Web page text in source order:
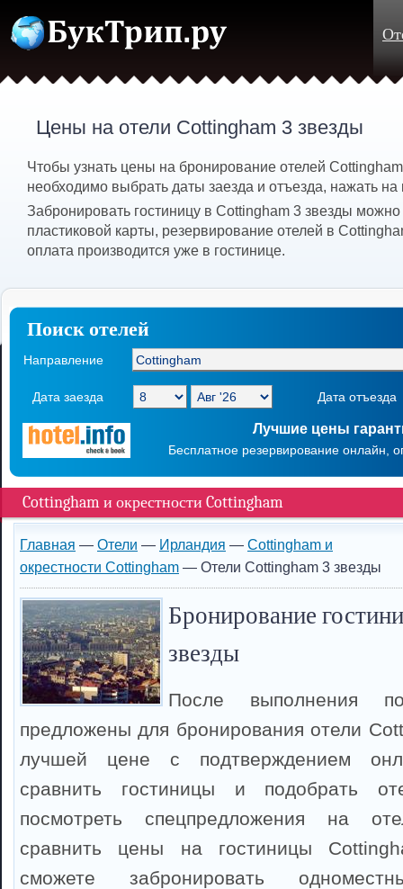
Цены на отели Cottingham 3 звезды
Чтобы узнать цены на бронирование отелей
необходимо выбрать даты заезда и отъезда, нажать на
Забронировать гостиницу в Cottingham 3 звезды
пластиковой карты, резервирование отелей в
оплата производится уже в гостинице.
Поиск отелей
Направление
Дата заезда Дата отъезда
Лучшие цены
Бесплатное резервирование онлайн,
Cottingham и окрестности Cottingham
Главная — Отели — Ирландия — Cottingham и
окрестности Cottingham — Отели Cottingham 3 звезды
Бронирование
звезды
После выполнения
предложены для бронирования отели
лучшей цене с подтверждением
сравнить гостиницы и подобрать
посмотреть спецпредложения на
сравнить цены на гостиницы
сможете забронировать